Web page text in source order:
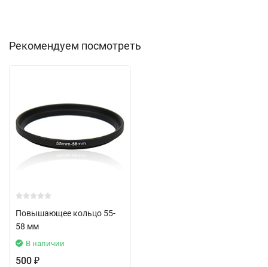
Рекомендуем посмотреть
Повышающее кольцо 55-
58 мм
В наличии
500 ₽